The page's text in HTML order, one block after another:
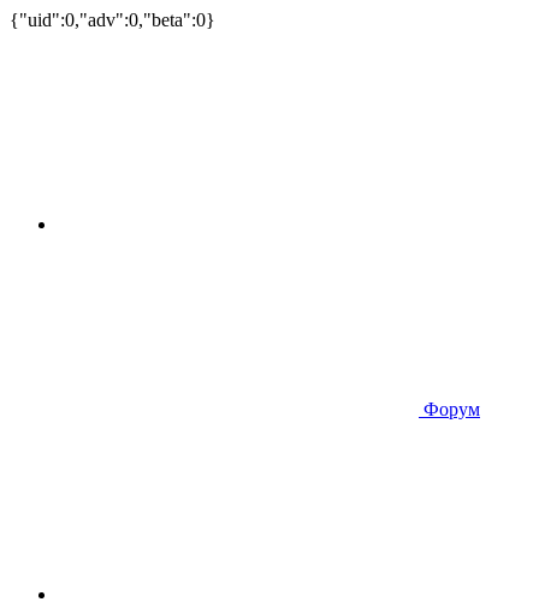
{"uid":0,"adv":0,"beta":0}
Форум